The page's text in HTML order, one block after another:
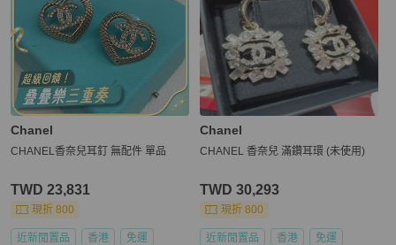
Chanel
CHANEL香奈兒耳釘 無配件 單品
TWD 23,831
現折 800
近新閒置品 香港 免運
Chanel
CHANEL 香奈兒 滿鑽耳環 (未使用)
TWD 30,293
現折 800
近新閒置品 香港 免運